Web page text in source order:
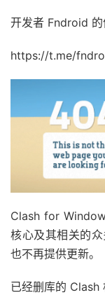
开发者 Fndroid 的
https://t.me/
Clash for
核心及其相关的
也不再提供更新。
已经删库的 Clash